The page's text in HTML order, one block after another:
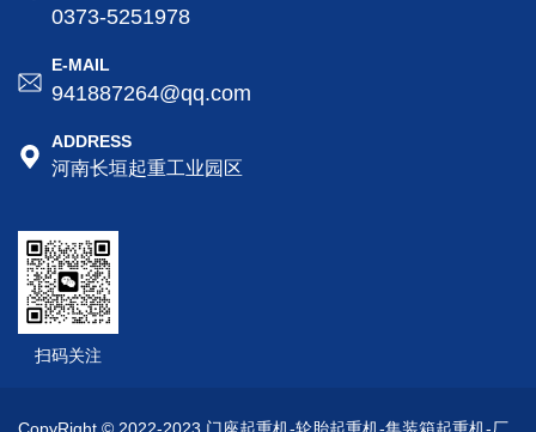
0373-5251978
E-MAIL
941887264@qq.com
ADDRESS
河南长垣起重工业园区
扫码关注
CopyRight © 2022-2023 门座起重机-轮胎起重机-集装箱起重机-厂